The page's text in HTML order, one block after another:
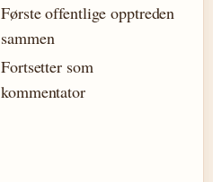
Første offentlige opptreden
sammen
Fortsetter som
kommentator